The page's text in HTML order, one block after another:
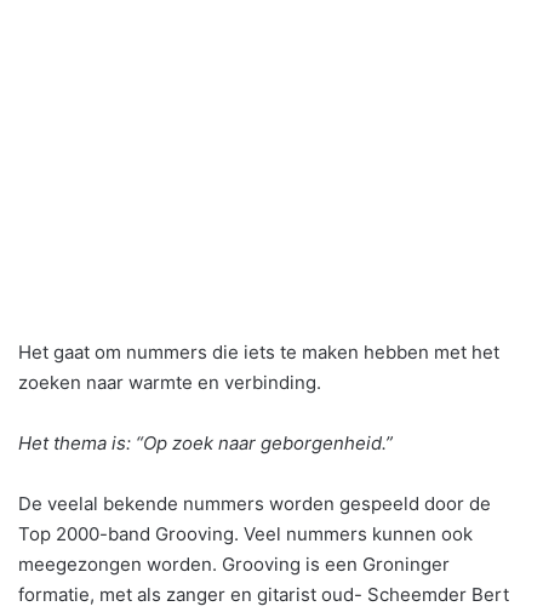
Het gaat om nummers die iets te maken hebben met het
zoeken naar warmte en verbinding.
Het thema is: “Op zoek naar geborgenheid.”
De veelal bekende nummers worden gespeeld door de
Top 2000-band Grooving. Veel nummers kunnen ook
meegezongen worden. Grooving is een Groninger
formatie, met als zanger en gitarist oud- Scheemder Bert